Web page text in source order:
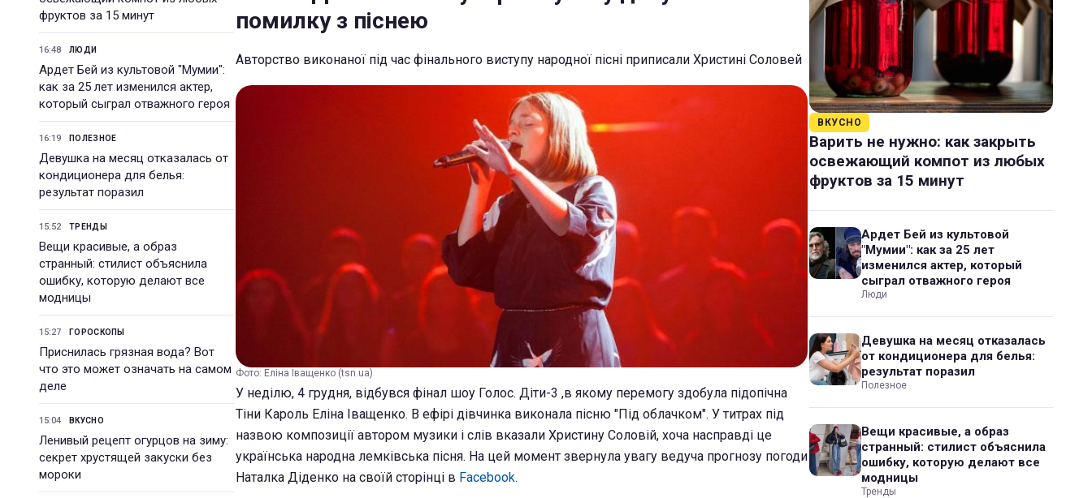
фруктов за 15 минут
16:48 ЛЮДИ
Ардет Бей из культовой "Мумии":
как за 25 лет изменился актер,
который сыграл отважного героя
16:19 ПОЛЕЗНОЕ
Девушка на месяц отказалась от
кондиционера для белья:
результат поразил
15:52 ТРЕНДЫ
Вещи красивые, а образ
странный: стилист объяснила
ошибку, которую делают все
модницы
15:27 ГОРОСКОПЫ
Приснилась грязная вода? Вот
что это может означать на самом
деле
15:04 ВКУСНО
Ленивый рецепт огурцов на зиму:
секрет хрустящей закуски без
мороки
помилку з піснею
Авторство виконаної під час фінального виступу народної пісні приписали Христині Соловей
Фото: Еліна Іващенко (tsn.ua)
У неділю, 4 грудня, відбувся фінал шоу Голос. Діти-3 ,в якому перемогу здобула підопічна
Тіни Кароль Еліна Іващенко. В ефірі дівчинка виконала пісню "Під облачком". У титрах під
назвою композиції автором музики і слів вказали Христину Соловій, хоча насправді це
українська народна лемківська пісня. На цей момент звернула увагу ведуча прогнозу погоди
Наталка Діденко на своїй сторінці в Facebook.
ВКУСНО
Варить не нужно: как закрыть
освежающий компот из любых
фруктов за 15 минут
Ардет Бей из культовой
"Мумии": как за 25 лет
изменился актер, который
сыграл отважного героя
Люди
Девушка на месяц отказалась
от кондиционера для белья:
результат поразил
Полезное
Вещи красивые, а образ
странный: стилист объяснила
ошибку, которую делают все
модницы
Тренды